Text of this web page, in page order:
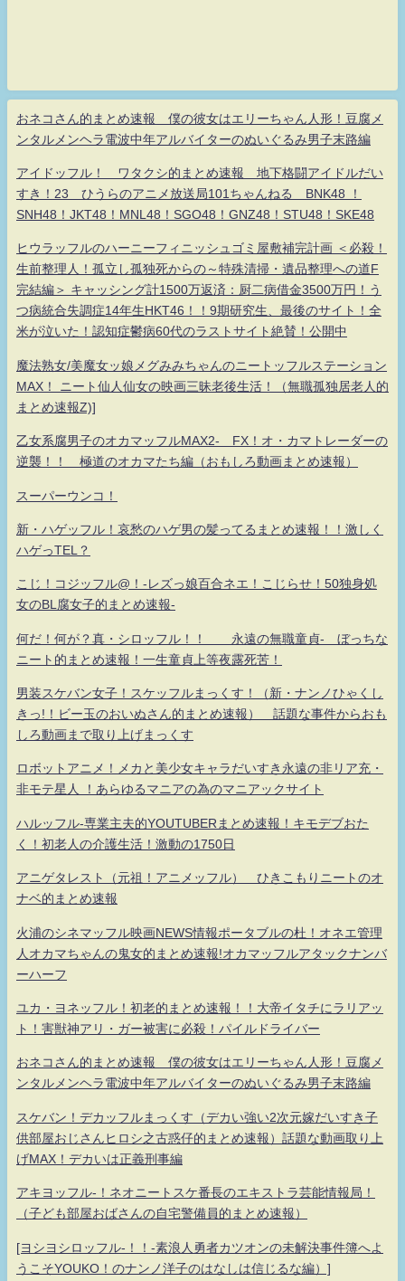
おネコさん的まとめ速報 僕の彼女はエリーちゃん人形！豆腐メ
ンタルメンヘラ電波中年アルバイターのぬいぐるみ男子末路編
アイドッフル！ ワタクシ的まとめ速報 地下格闘アイドルだい
すき！23 ひうらのアニメ放送局101ちゃんねる BNK48 ！
SNH48！JKT48！MNL48！SGO48！GNZ48！STU48！SKE48
ヒウラッフルのハーニーフィニッシュゴミ屋敷補完計画 ＜必殺！
生前整理人！孤立し孤独死からの～特殊清掃・遺品整理への道F
完結編＞ キャッシング計1500万返済：厨二病借金3500万円！う
つ病統合失調症14年生HKT46！！9期研究生、最後のサイト！全
米が泣いた！認知症鬱病60代のラストサイト絶賛！公開中
魔法熟女/美魔女ッ娘メグみみちゃんのニートッフルステーション
MAX！ ニート仙人仙女の映画三昧老後生活！（無職孤独居老人的
まとめ速報Z)]
乙女系腐男子のオカマッフルMAX2- FX！オ・カマトレーダーの
逆襲！！ 極道のオカマたち編（おもしろ動画まとめ速報）
スーパーウンコ！
新・ハゲッフル！哀愁のハゲ男の髪ってるまとめ速報！！激しく
ハゲっTEL？
こじ！コジッフル@！-レズっ娘百合ネエ！こじらせ！50独身処
女のBL腐女子的まとめ速報-
何だ！何が？真・シロッフル！！ 永遠の無職童貞- ぼっちな
ニート的まとめ速報！一生童貞上等夜露死苦！
男装スケバン女子！スケッフルまっくす！（新・ナンノひゃくし
きっ!！ビー玉のおいぬさん的まとめ速報） 話題な事件からおも
しろ動画まで取り上げまっくす
ロボットアニメ！メカと美少女キャラだいすき永遠の非リア充・
非モテ星人 ！あらゆるマニアの為のマニアックサイト
ハルッフル-専業主夫的YOUTUBERまとめ速報！キモデブおた
く！初老人の介護生活！激動の1750日
アニゲタレスト（元祖！アニメッフル） ひきこもりニートのオ
ナベ的まとめ速報
火浦のシネマッフル映画NEWS情報ポータブルの杜！オネエ管理
人オカマちゃんの鬼女的まとめ速報!オカマッフルアタックナンバ
ーハーフ
ユカ・ヨネッフル！初老的まとめ速報！！大帝イタチにラリアッ
ト！害獣神アリ・ガー被害に必殺！パイルドライバー
おネコさん的まとめ速報 僕の彼女はエリーちゃん人形！豆腐メ
ンタルメンヘラ電波中年アルバイターのぬいぐるみ男子末路編
スケバン！デカッフルまっくす（デカい強い2次元嫁だいすき子
供部屋おじさんヒロシ之古惑仔的まとめ速報）話題な動画取り上
げMAX！デカいは正義刑事編
アキヨッフル-！ネオニートスケ番長のエキストラ芸能情報局！
（子ども部屋おばさんの自宅警備員的まとめ速報）
[ヨシヨシロッフル-！！-素浪人勇者カツオンの未解決事件簿へよ
うこそYOUKO！のナンノ洋子のはなしは信じるな編）]